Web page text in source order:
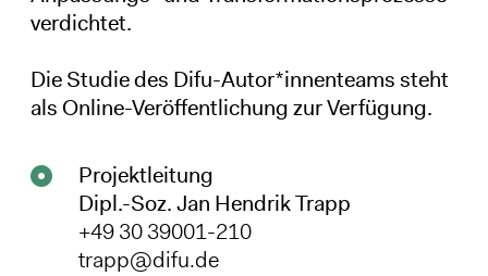
verdichtet.
Die Studie des Difu-Autor*innenteams steht
als Online-Veröffentlichung zur Verfügung.
Projektleitung
Dipl.-Soz. Jan Hendrik Trapp
+49 30 39001-210
trapp@difu.de